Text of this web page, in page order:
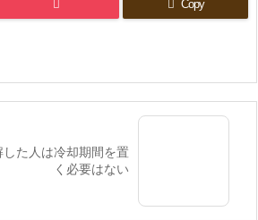
Copy
た人は冷却期間を置
く必要はない